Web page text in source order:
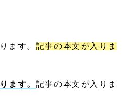
ます。 記事の本文が入りま
ます。 記事の本文が入りま